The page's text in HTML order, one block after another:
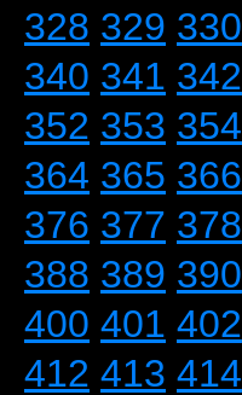
328 329 330
340 341 342
352 353 354
364 365 366
376 377 378
388 389 390
400 401 402
412 413 414